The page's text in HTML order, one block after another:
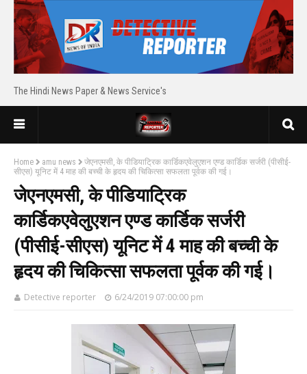
The Hindi News Paper & News Service's
Home amu news
जेएनएमसी, के पीडियाट्रिक कार्डिकएवेलुएशन एण्ड कार्डिक सर्जरी (पीसीई-
सीएस) यूनिट में 4 माह की बच्ची के हृदय की चिकित्सा सफलता पूर्वक की गई।
जेएनएमसी, के पीडियाट्रिक
कार्डिकएवेलुएशन एण्ड कार्डिक सर्जरी
(पीसीई-सीएस) यूनिट में 4 माह की बच्ची के
हृदय की चिकित्सा सफलता पूर्वक की गई।
Detective reporter 6/24/2019 07:00:00 pm